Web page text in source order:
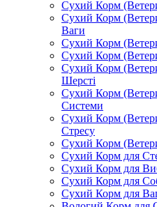
Сухий Корм
Сухий Корм
Ваги
Сухий Корм
Сухий Корм
Сухий Корм
Шерсті
Сухий Корм
Системи
Сухий Корм
Стресу
Сухий Корм
Сухий Корм для
Сухий Корм для
Сухий Корм для
Сухий Корм для